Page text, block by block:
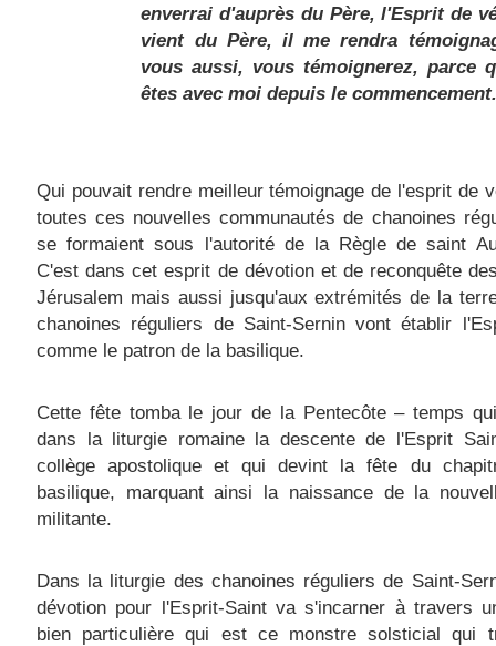
enverrai d'auprès du Père, l'Esprit de
vient du Père, il me rendra
vous aussi, vous témoignerez, parce
êtes avec moi depuis le
Qui pouvait rendre meilleur témoignage de l'esprit de
toutes ces nouvelles communautés de chanoines
se formaient sous l'autorité de la Règle de saint
C'est dans cet esprit de dévotion et de reconquête
Jérusalem mais aussi jusqu'aux extrémités de la
chanoines réguliers de Saint-Sernin vont établir
comme le patron de la basilique.
Cette fête tomba le jour de la Pentecôte – temps
dans la liturgie romaine la descente de l'Esprit
collège apostolique et qui devint la fête du
basilique, marquant ainsi la naissance de la
militante.
Dans la liturgie des chanoines réguliers de Saint-
dévotion pour l'Esprit-Saint va s'incarner à travers
bien particulière qui est ce monstre solsticial qui